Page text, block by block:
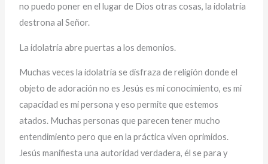
no puedo poner en el lugar de Dios otras cosas, la idolatría
destrona al Señor.
La idolatría abre puertas a los demonios.
Muchas veces la idolatría se disfraza de religión donde el
objeto de adoración no es Jesús es mi conocimiento, es mi
capacidad es mi persona y eso permite que estemos
atados. Muchas personas que parecen tener mucho
entendimiento pero que en la práctica viven oprimidos.
Jesús manifiesta una autoridad verdadera, él se para y